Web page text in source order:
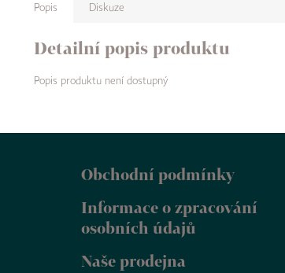
Popis Diskuze
Detailní popis produktu
Popis produktu není dostupný
Obchodní podmínky
Informace o zpracování
osobních údajů
Naše prodejna